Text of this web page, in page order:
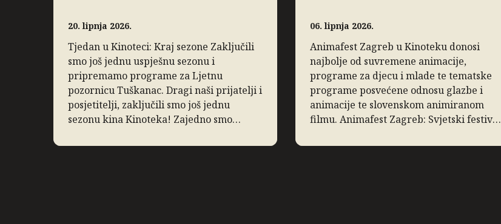
20. lipnja 2026.
Tjedan u Kinoteci: Kraj sezone Zaključili
smo još jednu uspješnu sezonu i
pripremamo programe za Ljetnu
pozornicu Tuškanac. Dragi naši prijatelji i
posjetitelji, zaključili smo još jednu
sezonu kina Kinoteka! Zajedno smo
koristimo priliku da podsjetimo na ono po
06. lipnja 2026.
Animafest Zagreb u Kinoteku donosi
najbolje od suvremene animacije,
programe za djecu i mlade te tematske
programe posvećene odnosu glazbe i
animacije te slovenskom animiranom
filmu. Animafest Zagreb: Svjetski festival
tradicionalno zaključuje Svjetski festival